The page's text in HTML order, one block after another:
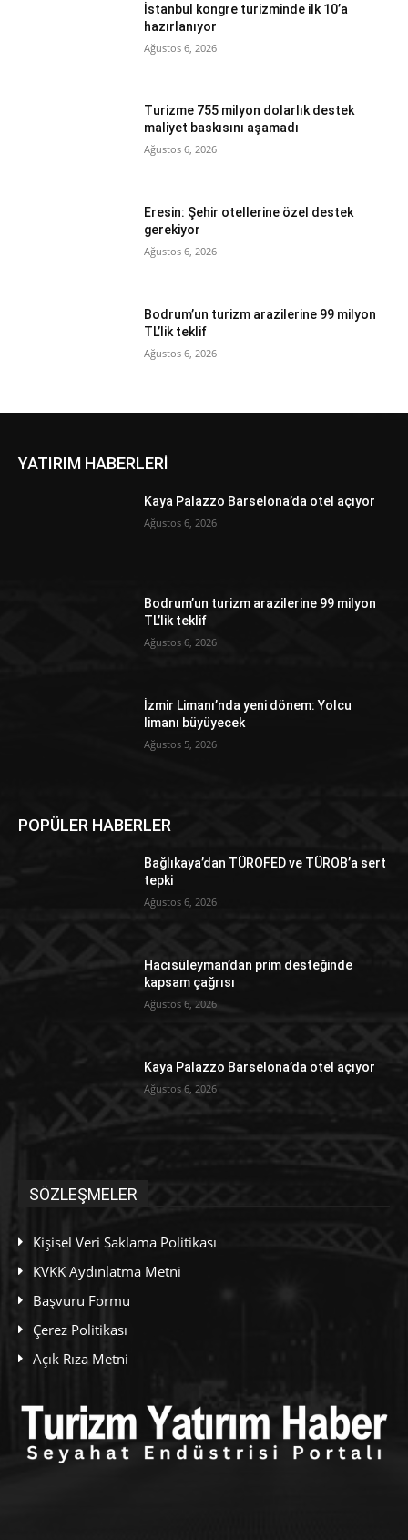
İstanbul kongre turizminde ilk 10’a
hazırlanıyor
Ağustos 6, 2026
Turizme 755 milyon dolarlık destek
maliyet baskısını aşamadı
Ağustos 6, 2026
Eresin: Şehir otellerine özel destek
gerekiyor
Ağustos 6, 2026
Bodrum’un turizm arazilerine 99 milyon
TL’lik teklif
Ağustos 6, 2026
YATIRIM HABERLERİ
Kaya Palazzo Barselona’da otel açıyor
Ağustos 6, 2026
Bodrum’un turizm arazilerine 99 milyon
TL’lik teklif
Ağustos 6, 2026
İzmir Limanı’nda yeni dönem: Yolcu
limanı büyüyecek
Ağustos 5, 2026
POPÜLER HABERLER
Bağlıkaya’dan TÜROFED ve TÜROB’a sert
tepki
Ağustos 6, 2026
Hacısüleyman’dan prim desteğinde
kapsam çağrısı
Ağustos 6, 2026
Kaya Palazzo Barselona’da otel açıyor
Ağustos 6, 2026
SÖZLEŞMELER
Kişisel Veri Saklama Politikası
KVKK Aydınlatma Metni
Başvuru Formu
Çerez Politikası
Açık Rıza Metni